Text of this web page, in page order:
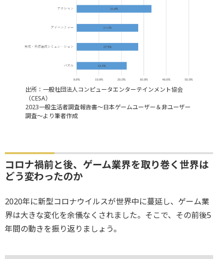
出所：一般社団法人コンピュータエンターテインメント協会
（CESA）
2023一般生活者調査報告書～日本ゲームユーザー＆非ユーザー
調査～より筆者作成
コロナ禍前と後、ゲーム業界を取り巻く世界は
どう変わったのか
2020年に新型コロナウイルスが世界中に蔓延し、ゲーム業
界は大きな変化を余儀なくされました。そこで、その前後5
年間の動きを振り返りましょう。